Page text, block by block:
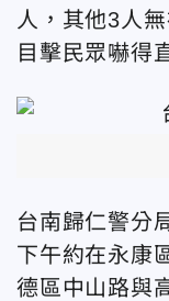
人，其他3人
目擊民眾嚇得
台南歸仁警分
下午約在永康
德區中山路與